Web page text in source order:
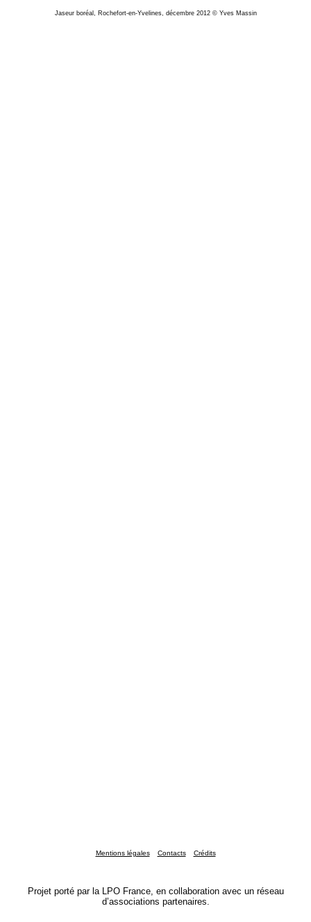
Jaseur boréal, Rochefort-en-Yvelines, décembre 2012 © Yves Massin
Mentions légales Contacts Crédits
Projet porté par la LPO France, en collaboration avec un réseau
d’associations partenaires.